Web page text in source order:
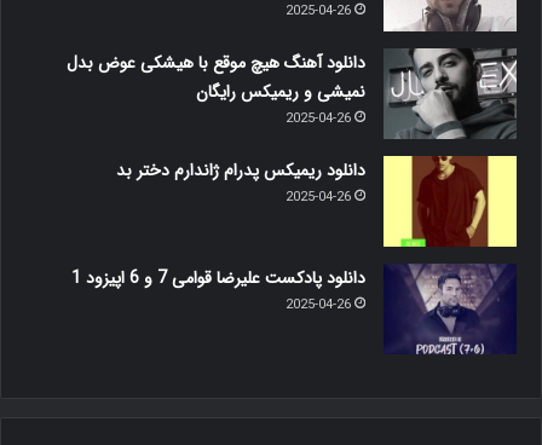
2025-04-26
دانلود آهنگ هیچ موقع با هیشکی عوض بدل
نمیشی و ریمیکس رایگان
2025-04-26
دانلود ریمیکس پدرام ژاندارم دختر بد
2025-04-26
دانلود پادکست علیرضا قوامی 7 و 6 اپیزود 1
2025-04-26